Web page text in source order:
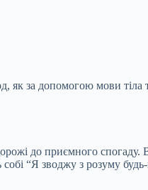
як за допомогою мови тіла
до приємного спогаду.
собі “Я зводжу з розуму